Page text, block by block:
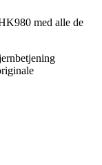
med alle de